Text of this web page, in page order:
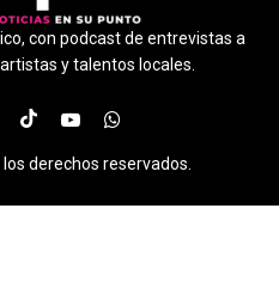
con podcast de entrevistas a
y talentos locales.
derechos reservados.